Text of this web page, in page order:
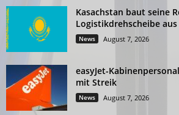
Kasachstan baut seine
Logistikdrehscheibe aus
News August 7, 2026
easyJet-
mit Streik
News August 7, 2026